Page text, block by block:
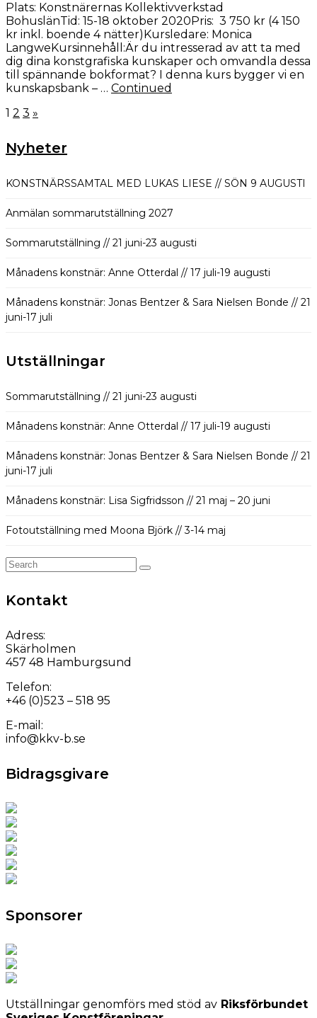
Plats: Konstnärernas Kollektivverkstad
BohuslänTid: 15-18 oktober 2020Pris: 3 750 kr (4 150
kr inkl. boende 4 nätter)Kursledare: Monica
LangweKursinnehåll:Är du intresserad av att ta med
dig dina konstgrafiska kunskaper och omvandla dessa
till spännande bokformat? I denna kurs bygger vi en
kunskapsbank – … Continued
Sidnumrering
inlägg
1 2 3 »
Nyheter
KONSTNÄRSSAMTAL MED LUKAS LIESE // SÖN 9 AUGUSTI
Anmälan sommarutställning 2027
Sommarutställning // 21 juni-23 augusti
Månadens konstnär: Anne Otterdal // 17 juli-19 augusti
Månadens konstnär: Jonas Bentzer & Sara Nielsen Bonde // 21
juni-17 juli
Utställningar
Sommarutställning // 21 juni-23 augusti
Månadens konstnär: Anne Otterdal // 17 juli-19 augusti
Månadens konstnär: Jonas Bentzer & Sara Nielsen Bonde // 21
juni-17 juli
Månadens konstnär: Lisa Sigfridsson // 21 maj – 20 juni
Fotoutställning med Moona Björk // 3-14 maj
Search
for:
Kontakt
Adress:
Skärholmen
457 48 Hamburgsund
Telefon:
+46 (0)523 – 518 95
E-mail:
info@kkv-b.se
Bidragsgivare
Sponsorer
Utställningar genomförs med stöd av Riksförbundet